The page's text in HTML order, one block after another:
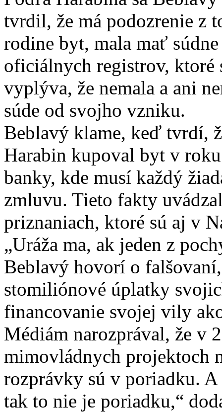
tvrdil, že má podozrenie z
rodine byt, mala mať
oficiálnych registrov, ktoré
vyplýva, že nemala a ani
súde od svojho vzniku.
Beblavý klame, keď tvrdí,
Harabin kupoval byt v
banky, kde musí každý
zmluvu. Tieto fakty
priznaniach, ktoré sú aj v
„Uráža ma, ak jeden z
Beblavý hovorí o
stomiliónové úplatky
financovanie svojej vily
Médiám narozprával, že v
mimovládnych projektoch
rozprávky sú v poriadku.
tak to nie je poriadku,“